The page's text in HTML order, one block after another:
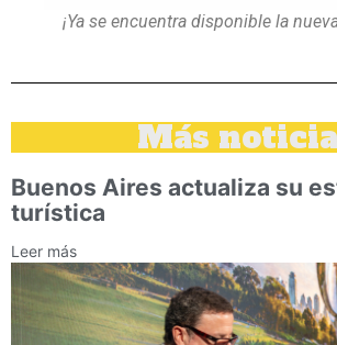
¡Ya se encuentra disponible la
Más
Buenos Aires actualiza su
turística
Leer más